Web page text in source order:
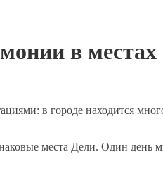
в
в городе находится
места Дели. Один